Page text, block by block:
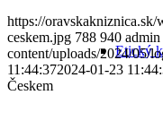
Etický
https://oravskakniznica.sk/
ceskem.jpg 788 940 admin
content/uploads/2024/05/
11:44:372024-01-23
Českem